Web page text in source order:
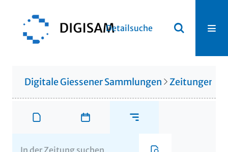
Detailsuche
Digitale Giessener Sammlungen Zeitungen